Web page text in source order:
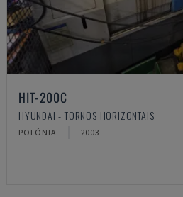
HIT-200C
HYUNDAI - TORNOS HORIZONTAIS
POLÓNIA 2003